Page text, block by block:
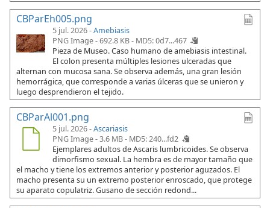
CBParEh005.png
5 jul. 2026 -Amebiasis
PNG Image - 692.8 KB - MD5: 0d7...467
Pieza de Museo. Caso humano de amebiasis intestinal.
El colon presenta múltiples lesiones ulceradas que
alternan con mucosa sana. Se observa además, una gran lesión
hemorrágica, que corresponde a varias úlceras que se unieron y
luego desprendieron el tejido.
CBParAl001.png
5 jul. 2026 -Ascariasis
PNG Image - 3.6 MB - MD5: 240...fd2
Ejemplares adultos de Ascaris lumbricoides. Se observa
dimorfismo sexual. La hembra es de mayor tamaño que
el macho y tiene los extremos anterior y posterior aguzados. El
macho presenta su un extremo posterior enroscado, que protege
su aparato copulatriz. Gusano de sección redond...